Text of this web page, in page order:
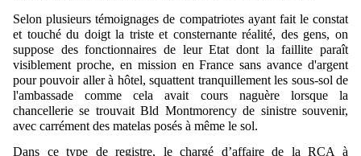
Selon plusieurs témoignages de compatriotes ayant fait le constat
et touché du doigt la triste et consternante réalité, des gens, on
suppose des fonctionnaires de leur Etat dont la faillite paraît
visiblement proche, en mission en France sans avance d'argent
pour pouvoir aller à hôtel, squattent tranquillement les sous-sol de
l'ambassade comme cela avait cours naguère lorsque la
chancellerie se trouvait Bld Montmorency de sinistre souvenir,
avec carrément des matelas posés à même le sol.
Dans ce type de registre, le chargé d’affaire de la RCA à